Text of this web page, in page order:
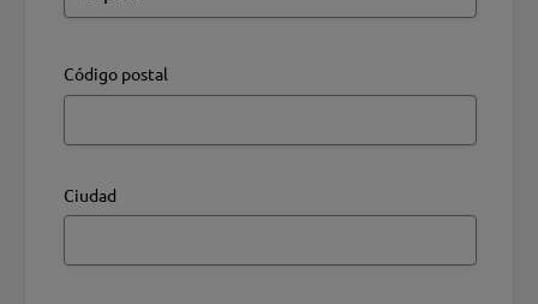
Código postal
Ciudad